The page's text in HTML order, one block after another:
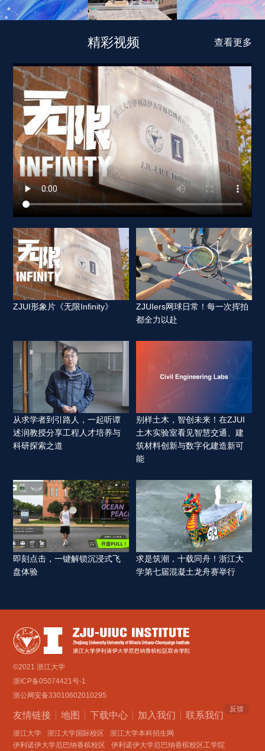
精彩视频 查看更多
ZJUI形象片《无限Infinity》
ZJUIers网球日常！每一次挥拍
都全力以赴
从求学者到引路人，一起听谭
述润教授分享工程人才培养与
科研探索之道
别样土木，智创未来！在ZJUI
土木实验室看见智慧交通、建
筑材料创新与数字化建造新可
能
即刻点击，一键解锁沉浸式飞
盘体验
求是筑潮，十载同舟！浙江大
学第七届混凝土龙舟赛举行
©2021 浙江大学
浙ICP备05074421号-1
浙公网安备33010602010295
友情链接 地图 下载中心 加入我们 联系我们
反馈
浙江大学 浙江大学国际校区
浙江大学本科招生网
伊利诺伊大学厄巴纳香槟校区
伊利诺伊大学厄巴纳香槟校区工学院